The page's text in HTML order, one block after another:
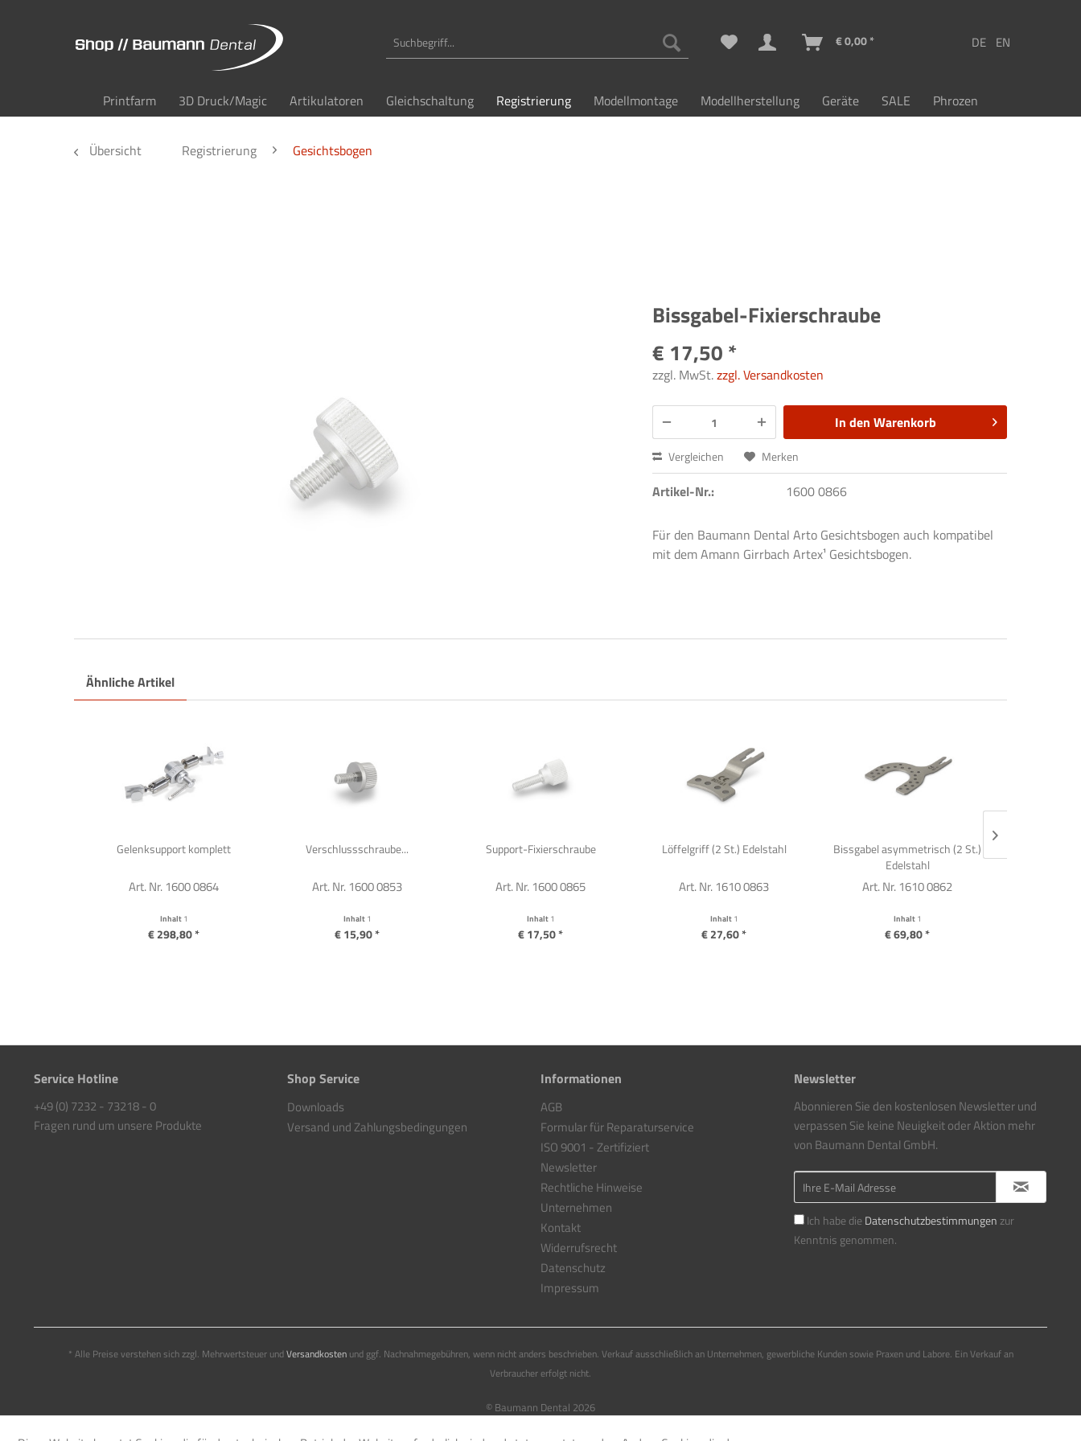
€ 0,00 *
Printfarm 3D Druck/Magic Artikulatoren Gleichschaltung Registrierung Modellmontage Modellherstellung Geräte SALE Phrozen
Übersicht Registrierung Gesichtsbogen
Bissgabel-Fixierschraube
€ 17,50 *
zzgl. MwSt.zzgl. Versandkosten
In den Warenkorb
Vergleichen Merken
Artikel-Nr.: 1600 0866
Für den Baumann Dental Arto Gesichtsbogen auch kompatibel
mit dem Amann Girrbach Artex¹ Gesichtsbogen.
Ähnliche Artikel
Gelenksupport komplett
Art. Nr. 1600 0864
Inhalt 1
€ 298,80 *
Verschlussschraube...
Art. Nr. 1600 0853
Inhalt 1
€ 15,90 *
Support-Fixierschraube
Art. Nr. 1600 0865
Inhalt 1
€ 17,50 *
Löffelgriff (2 St.) Edelstahl
Art. Nr. 1610 0863
Inhalt 1
€ 27,60 *
Bissgabel asymmetrisch (2 St.)
Edelstahl
Art. Nr. 1610 0862
Inhalt 1
€ 69,80 *
Service Hotline
+49 (0) 7232 - 73218 - 0
Fragen rund um unsere Produkte
Shop Service
Downloads
Versand und Zahlungsbedingungen
Informationen
AGB
Formular für Reparaturservice
ISO 9001 - Zertifiziert
Newsletter
Rechtliche Hinweise
Unternehmen
Kontakt
Widerrufsrecht
Datenschutz
Impressum
Newsletter
Abonnieren Sie den kostenlosen Newsletter und
verpassen Sie keine Neuigkeit oder Aktion mehr
von Baumann Dental GmbH.
Ich habe dieDatenschutzbestimmungenzur
Kenntnis genommen.
* Alle Preise verstehen sich zzgl. Mehrwertsteuer undVersandkostenund ggf. Nachnahmegebühren, wenn nicht anders beschrieben. Verkauf ausschließlich an Unternehmen, gewerbliche Kunden sowie Praxen und Labore. Ein Verkauf an
Verbraucher erfolgt nicht.
© Baumann Dental 2026